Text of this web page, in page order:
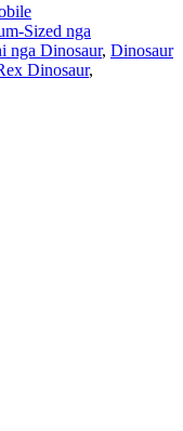
Sized nga
nga Dinosaur, Dinosaur
Dinosaur,